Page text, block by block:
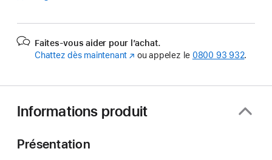
Faites-vous aider pour l’achat.
Chattez dès maintenant (s’ouvre
ou appelez le 0800 93 932.
Informations produit
Présentation